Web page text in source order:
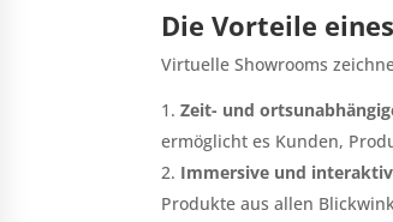
Die Vorteile
Virtuelle Showrooms
Zeit- und
ermöglicht es Kunden,
Immersive und
Produkte aus allen